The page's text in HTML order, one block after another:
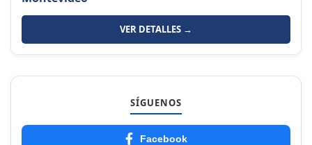
VER DETALLES →
SÍGUENOS
Facebook